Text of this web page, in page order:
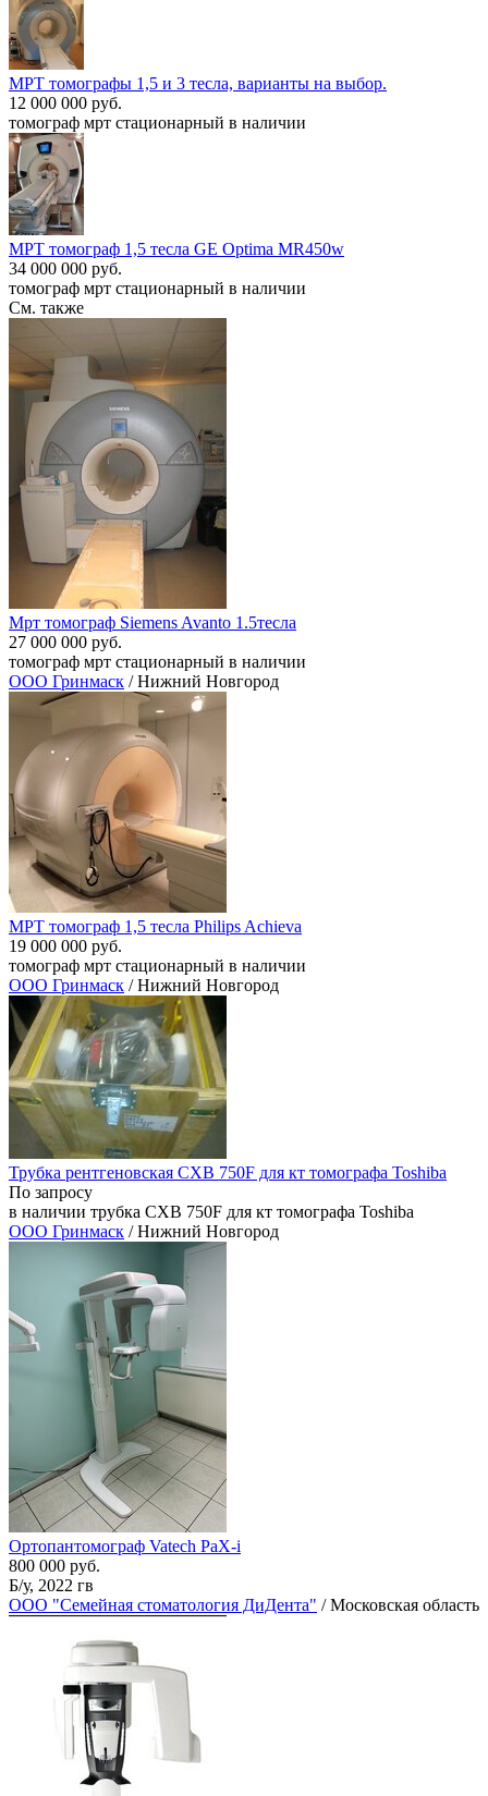
МРТ томографы 1,5 и 3 тесла, варианты на выбор.
12 000 000 руб.
томограф мрт стационарный в наличии
МРТ томограф 1,5 тесла GE Optima MR450w
34 000 000 руб.
томограф мрт стационарный в наличии
См. также
Мрт томограф Siemens Avanto 1.5тесла
27 000 000 руб.
томограф мрт стационарный в наличии
ООО Гринмаск / Нижний Новгород
МРТ томограф 1,5 тесла Philips Achieva
19 000 000 руб.
томограф мрт стационарный в наличии
ООО Гринмаск / Нижний Новгород
Трубка рентгеновская CXB 750F для кт томографа Toshiba
По запросу
в наличии трубка CXB 750F для кт томографа Toshiba
ООО Гринмаск / Нижний Новгород
Ортопантомограф Vatech PaX-i
800 000 руб.
Б/у, 2022 гв
ООО "Семейная стоматология ДиДента" / Московская область